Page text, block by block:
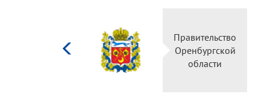
Министерство
культуры
Российской
федерации